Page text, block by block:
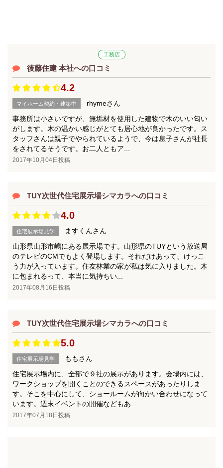
工務店
後藤住建 本社への口コミ
4.2
マイホーム契約・建築中
rhymeさん
事務所は小さいですが、無垢材を使用した建物で木のいい匂い
がします。木の温かい感じがとても居心地が良かったです。ス
タッフさんは親子でやられているようで、今は息子さんが社長
をされてるそうです。お二人ともア...
2017年10月04日投稿
TUY次世代住宅展示場シマカラへの口コミ
4.0
住宅展示場見学
ますくんさん
山形県山形市嶋にある展示場です。山形県のTUYという放送局
のテレビのCMでもよく登場します。それだけあって、けっこ
う力が入っています。住友林業の家が私は気に入りました。木
に包まれるって、本当に気持ちい...
2017年08月16日投稿
TUY次世代住宅展示場シマカラへの口コミ
5.0
住宅展示場見学
ももさん
住宅展示場内に、全部で９社の展示があります。会場内には、
ワークショップを開くことのできるスペースがあったりしま
す。そこを中心にして、ショールームが向かい合わせになって
います。週末イベントの開催などもあ...
2017年07月18日投稿